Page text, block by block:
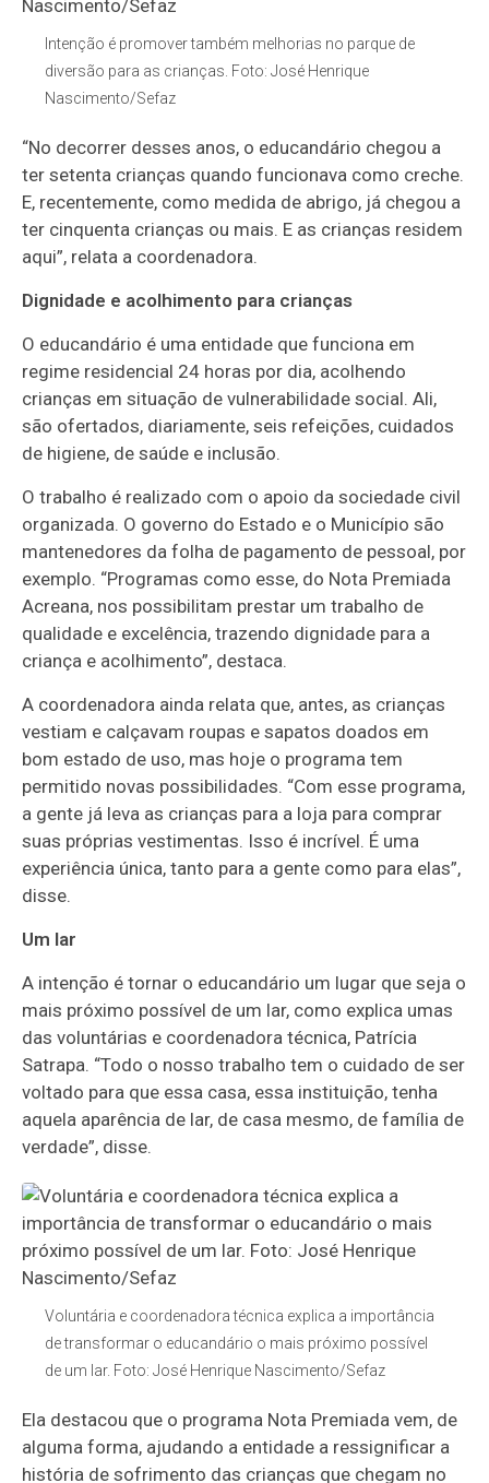
Intenção é promover também melhorias no parque de
diversão para as crianças. Foto: José Henrique
Nascimento/Sefaz
“No decorrer desses anos, o educandário chegou a
ter setenta crianças quando funcionava como creche.
E, recentemente, como medida de abrigo, já chegou a
ter cinquenta crianças ou mais. E as crianças residem
aqui”, relata a coordenadora.
Dignidade e acolhimento para crianças
O educandário é uma entidade que funciona em
regime residencial 24 horas por dia, acolhendo
crianças em situação de vulnerabilidade social. Ali,
são ofertados, diariamente, seis refeições, cuidados
de higiene, de saúde e inclusão.
O trabalho é realizado com o apoio da sociedade civil
organizada. O governo do Estado e o Município são
mantenedores da folha de pagamento de pessoal, por
exemplo. “Programas como esse, do Nota Premiada
Acreana, nos possibilitam prestar um trabalho de
qualidade e excelência, trazendo dignidade para a
criança e acolhimento”, destaca.
A coordenadora ainda relata que, antes, as crianças
vestiam e calçavam roupas e sapatos doados em
bom estado de uso, mas hoje o programa tem
permitido novas possibilidades. “Com esse programa,
a gente já leva as crianças para a loja para comprar
suas próprias vestimentas. Isso é incrível. É uma
experiência única, tanto para a gente como para elas”,
disse.
Um lar
A intenção é tornar o educandário um lugar que seja o
mais próximo possível de um lar, como explica umas
das voluntárias e coordenadora técnica, Patrícia
Satrapa. “Todo o nosso trabalho tem o cuidado de ser
voltado para que essa casa, essa instituição, tenha
aquela aparência de lar, de casa mesmo, de família de
verdade”, disse.
Voluntária e coordenadora técnica explica a importância
de transformar o educandário o mais próximo possível
de um lar. Foto: José Henrique Nascimento/Sefaz
Ela destacou que o programa Nota Premiada vem, de
alguma forma, ajudando a entidade a ressignificar a
história de sofrimento das crianças que chegam no